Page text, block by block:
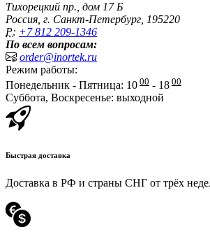
Тихорецкий пр., дом 17 Б
Россия, г. Санкт-Петербург, 195220
P: +7 812 209-1346
По всем вопросам:
order@inortek.ru
Режим работы:
Понедельник - Пятница: 10 00 - 18 00
Суббота, Воскресенье: выходной
Быстрая доставка
Доставка в РФ и страны СНГ от трёх